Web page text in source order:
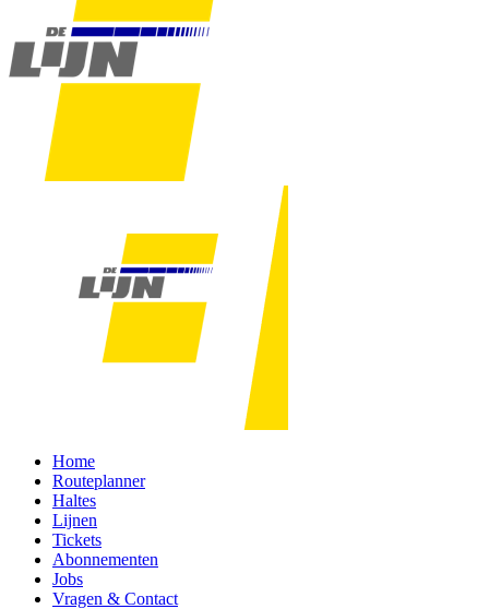
Home
Routeplanner
Haltes
Lijnen
Tickets
Abonnementen
Jobs
Vragen & Contact